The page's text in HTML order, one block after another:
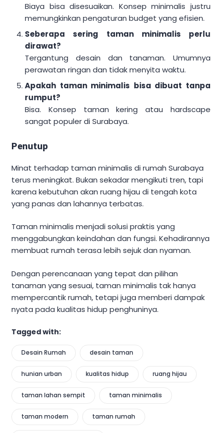
Biaya bisa disesuaikan. Konsep minimalis justru
memungkinkan pengaturan budget yang efisien.
Seberapa sering taman minimalis perlu
dirawat?
Tergantung desain dan tanaman. Umumnya
perawatan ringan dan tidak menyita waktu.
Apakah taman minimalis bisa dibuat tanpa
rumput?
Bisa. Konsep taman kering atau hardscape
sangat populer di Surabaya.
Penutup
Minat terhadap taman minimalis di rumah Surabaya
terus meningkat. Bukan sekadar mengikuti tren, tapi
karena kebutuhan akan ruang hijau di tengah kota
yang panas dan lahannya terbatas.
Taman minimalis menjadi solusi praktis yang
menggabungkan keindahan dan fungsi. Kehadirannya
membuat rumah terasa lebih sejuk dan nyaman.
Dengan perencanaan yang tepat dan pilihan
tanaman yang sesuai, taman minimalis tak hanya
mempercantik rumah, tetapi juga memberi dampak
nyata pada kualitas hidup penghuninya.
Tagged with:
Desain Rumah desain taman
hunian urban kualitas hidup ruang hijau
taman lahan sempit taman minimalis
taman modern taman rumah